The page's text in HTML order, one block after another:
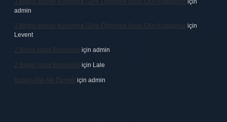
3 Bilgiyi Işleme Kuramına Göre Öğrenme Nasıl Olur Açıklayınız için
admin
3 Bilgiyi Işleme Kuramına Göre Öğrenme Nasıl Olur Açıklayınız için
Levent
2 Belge Nasıl Birleştirilir için admin
2 Belge Nasıl Birleştirilir için Lale
Baskın Alel Ne Demek için admin